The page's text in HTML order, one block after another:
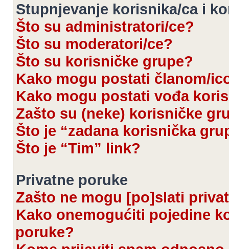
Stupnjevanje korisnika/ca i
Što su administratori/ce?
Što su moderatori/ce?
Što su korisničke grupe?
Kako mogu postati članom/
Kako mogu postati vođa
Zašto su (neke) korisničke
Što je “zadana korisnička
Što je “Tim” link?
Privatne poruke
Zašto ne mogu [po]slati
Kako onemogućiti pojedine
poruke?